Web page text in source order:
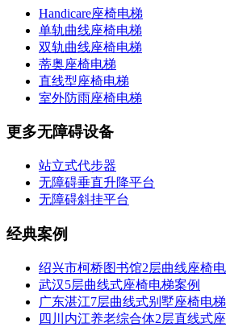
Handicare座椅电梯
单轨曲线座椅电梯
双轨曲线座椅电梯
蒂奥座椅电梯
直线型座椅电梯
室外防雨座椅电梯
更多无障碍设备
站立式代步器
无障碍垂直升降平台
无障碍斜挂平台
经典案例
绍兴市柯桥图书馆2层曲线座椅
武汉5层曲线式座椅电梯案例
广东湛江7层曲线式别墅座椅电
四川内江养老综合体2层直线式